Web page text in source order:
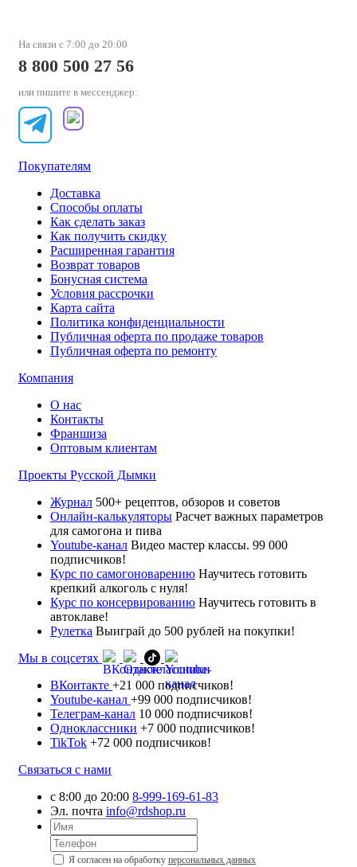
На связи с 7:00 до 20:00
8 800 500 27 56
или пишите в мессенджер:
Покупателям
Доставка
Способы оплаты
Как сделать заказ
Как получить скидку
Расширенная гарантия
Возврат товаров
Бонусная система
Условия рассрочки
Карта сайта
Политика конфиденциальности
Публичная оферта по продаже товаров
Публичная оферта по ремонту
Компания
О нас
Контакты
Франшиза
Оптовым клиентам
Проекты Русской Дымки
Журнал 500+ рецептов, обзоров и советов
Онлайн-калькуляторы Расчет важных параметров
для самогона и пива
Youtube-канал Видео мастер классы. 99 000
подписчиков!
Курс по самогоноварению Научитесь готовить
крепкий алкоголь с нуля!
Курс по консервированию Научитесь готовить в
автоклаве!
Рулетка Выиграй до 500 рублей на покупки!
Мы в соцсетях
ВКонтакте +21 000 подписчиков!
Youtube-канал +99 000 подписчиков!
Телеграм-канал 10 000 подписчиков!
Одноклассники +7 000 подписчиков!
TikTok +72 000 подписчиков!
Связаться с нами
с 8:00 до 20:00 8-999-169-61-83
Эл. почта info@rdshop.ru
Я согласен на обработку персональных данных